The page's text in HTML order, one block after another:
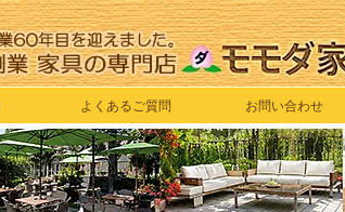
よくあるご質問 お問い合わせ